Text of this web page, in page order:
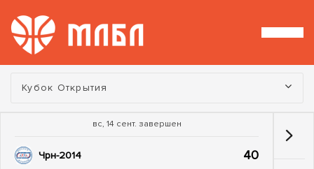
Турнир:
Кубок Открытия
вс, 14 сент. завершен
Чрн-2014 40